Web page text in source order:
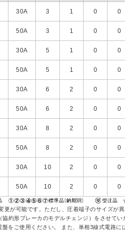
30A 3 1 0 0
50A 3 1 0 0
30A 5 1 0 0
50A 5 1 0 0
30A 6 2 0 0
50A 6 2 0 0
30A 8 2 0 0
50A 8 2 0 0
30A 10 2 0 0
50A 10 2 0 0
が可能です。ただし、圧着端子のサイズが異
約形ブレーカのモデルチェンジ）をさせてい
をご使用ください。 また、単相3線式電路に